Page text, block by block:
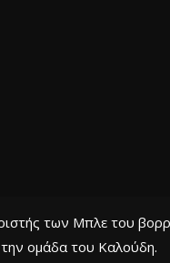
των Μπλε του
ομάδα του Καλούδη.